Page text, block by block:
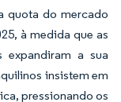
quota do mercado
à medida que as
expandiram a sua
insistem em
pressionando os